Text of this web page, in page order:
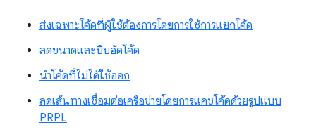
ส่งเฉพาะโค้ดที่ผู้ใช้ต้องการโดยการใช้การแยกโค้ด
ลดขนาดและบีบอัดโค้ด
นำโค้ดที่ไม่ได้ใช้ออก
ลดเส้นทางเชื่อมต่อเครือข่ายโดยการแคชโค้ดด้วยรูปแบบ
PRPL